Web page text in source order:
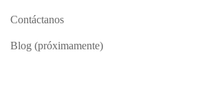
Contáctanos
Blog (próximamente)